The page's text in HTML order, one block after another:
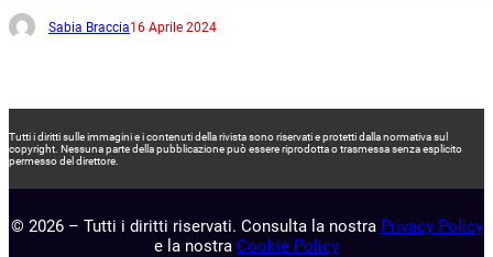
Sabia Braccia16 Aprile 2024
Tutti i diritti sulle immagini e i contenuti della rivista sono riservati e protetti dalla normativa sul
copyright. Nessuna parte della pubblicazione può essere riprodotta o trasmessa senza esplicito
permesso del direttore.
© 2026 – Tutti i diritti riservati. Consulta la nostra Privacy Policy
e la nostra Cookie Policy